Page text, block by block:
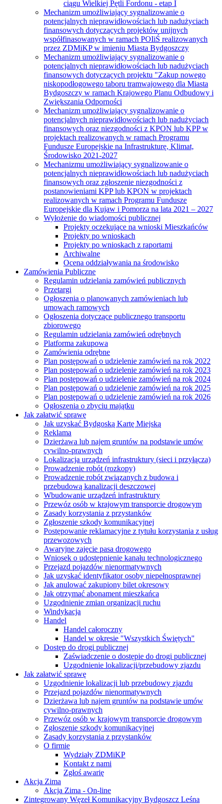
ciągu Wielkiej Pętli Fordonu - etap I
Mechanizm umożliwiający sygnalizowanie o
potencjalnych nieprawidłowościach lub nadużyciach
finansowych dotyczących projektów unijnych
współfinasowanych w ramach POIiŚ realizowanych
przez ZDMiKP w imieniu Miasta Bydgoszczy
Mechanizm umożliwiający sygnalizowanie o
potencjalnych nieprawidłowościach lub nadużyciach
finansowych dotyczących projektu "Zakup nowego
niskopodłogowego taboru tramwajowego dla Miasta
Bydgoszczy w ramach Krajowego Planu Odbudowy i
Zwiększania Odporności
Mechanizm umożliwiający sygnalizowanie o
potencjalnych nieprawidłowościach lub nadużyciach
finansowych oraz niezgodności z KPON lub KPP w
projektach realizowanych w ramach Programu
Fundusze Europejskie na Infrastrukturę, Klimat,
Środowisko 2021-2027
Mechanizmu umożliwiający sygnalizowanie o
potencjalnych nieprawidłowościach lub nadużyciach
finansowych oraz zgłoszenie niezgodności z
postanowieniami KPP lub KPON w projektach
realizowanych w ramach Programu Fundusze
Europejskie dla Kujaw i Pomorza na lata 2021 – 2027
Wyłożenie do wiadomości publicznej
Projekty oczekujące na wnioski Mieszkańców
Projekty po wnioskach
Projekty po wnioskach z raportami
Archiwalne
Ocena oddziaływania na środowisko
Zamówienia Publiczne
Regulamin udzielania zamówień publicznych
Przetargi
Ogłoszenia o planowanych zamówieniach lub
umowach ramowych
Ogłoszenia dotyczące publicznego transportu
zbiorowego
Regulamin udzielania zamówień odrębnych
Platforma zakupowa
Zamówienia odrębne
Plan postępowań o udzielenie zamówień na rok 2022
Plan postępowań o udzielenie zamówień na rok 2023
Plan postępowań o udzielenie zamówień na rok 2024
Plan postępowań o udzielenie zamówień na rok 2025
Plan postępowań o udzielenie zamówień na rok 2026
Ogłoszenia o zbyciu majątku
Jak załatwić sprawę
Jak uzyskać Bydgoską Kartę Miejską
Reklama
Dzierżawa lub najem gruntów na podstawie umów
cywilno-prawnych
Lokalizacja urządzeń infrastruktury (sieci i przyłącza)
Prowadzenie robót (rozkopy)
Prowadzenie robót związanych z budowa i
przebudową kanalizacji deszczowej
Wbudowanie urządzeń infrastruktury
Przewóz osób w krajowym transporcie drogowym
Zasady korzystania z przystanków
Zgłoszenie szkody komunikacyjnej
Postępowanie reklamacyjne z tytułu korzystania z usług
przewozowych
Awaryjne zajęcie pasa drogowego
Wniosek o udostępnienie kanału technologicznego
Przejazd pojazdów nienormatywnych
Jak uzyskać identyfikator osoby niepełnosprawnej
Jak anulować zakupiony bilet okresowy
Jak otrzymać abonament mieszkańca
Uzgodnienie zmian organizacji ruchu
Windykacja
Handel
Handel całoroczny
Handel w okresie "Wszystkich Świętych"
Dostęp do drogi publicznej
Zaświadczenie o dostępie do drogi publicznej
Uzgodnienie lokalizacji/przebudowy zjazdu
Jak załatwić sprawę
Uzgodnienie lokalizacji lub przebudowy zjazdu
Przejazd pojazdów nienormatywnych
Dzierżawa lub najem gruntów na podstawie umów
cywilno-prawnych
Przewóz osób w krajowym transporcie drogowym
Zgłoszenie szkody komunikacyjnej
Zasady korzystania z przystanków
O firmie
Wydziały ZDMiKP
Kontakt z nami
Zgłoś awarię
Akcja Zima
Akcja Zima - On-line
Zintegrowany Węzeł Komunikacyjny Bydgoszcz Leśna